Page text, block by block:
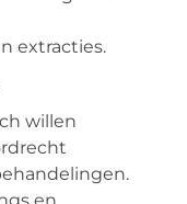
extracties.
willen